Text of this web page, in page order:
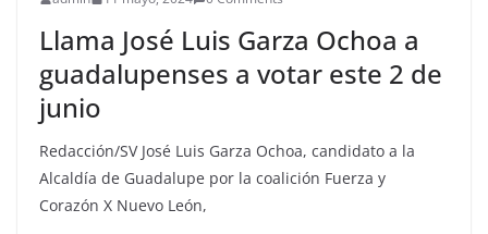
Llama José Luis Garza Ochoa a
guadalupenses a votar este 2 de
junio
Redacción/SV José Luis Garza Ochoa, candidato a la
Alcaldía de Guadalupe por la coalición Fuerza y
Corazón X Nuevo León,